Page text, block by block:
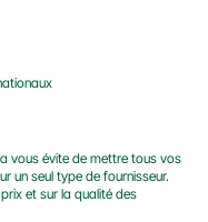
vous évite de mettre tous vos
un seul type de fournisseur.
et sur la qualité des